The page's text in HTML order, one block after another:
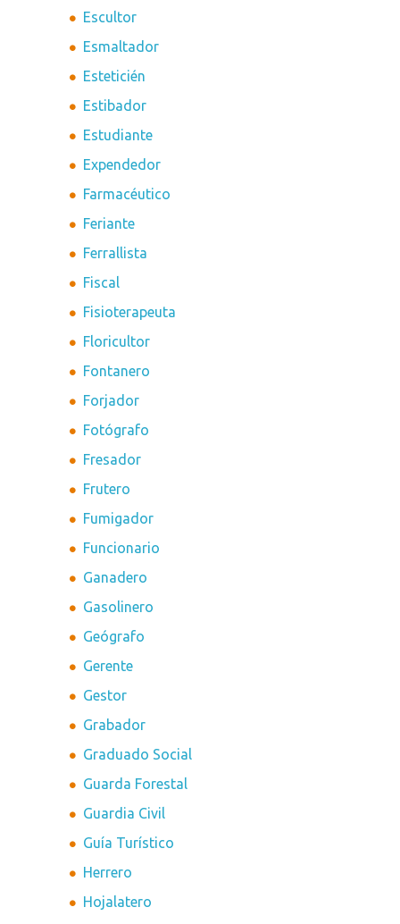
Escultor
Esmaltador
Esteticién
Estibador
Estudiante
Expendedor
Farmacéutico
Feriante
Ferrallista
Fiscal
Fisioterapeuta
Floricultor
Fontanero
Forjador
Fotógrafo
Fresador
Frutero
Fumigador
Funcionario
Ganadero
Gasolinero
Geógrafo
Gerente
Gestor
Grabador
Graduado Social
Guarda Forestal
Guardia Civil
Guía Turístico
Herrero
Hojalatero